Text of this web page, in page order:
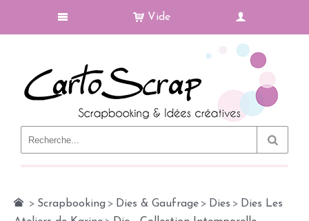
Vide
> Scrapbooking > Dies & Gaufrage > Dies > Dies Les